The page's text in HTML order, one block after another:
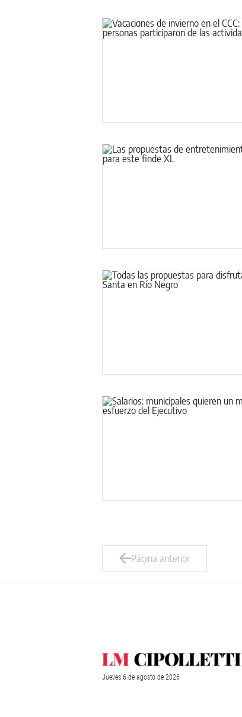
Página anterior
Jueves 6 de agosto de 2026